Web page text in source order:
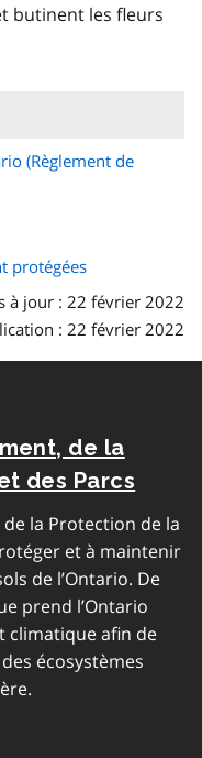
butinent les fleurs
(Règlement de
protégées
à jour : 22 février 2022
: 22 février 2022
de la
des Parcs
la Protection de la
et à maintenir
de l’Ontario. De
prend l’Ontario
climatique afin de
écosystèmes